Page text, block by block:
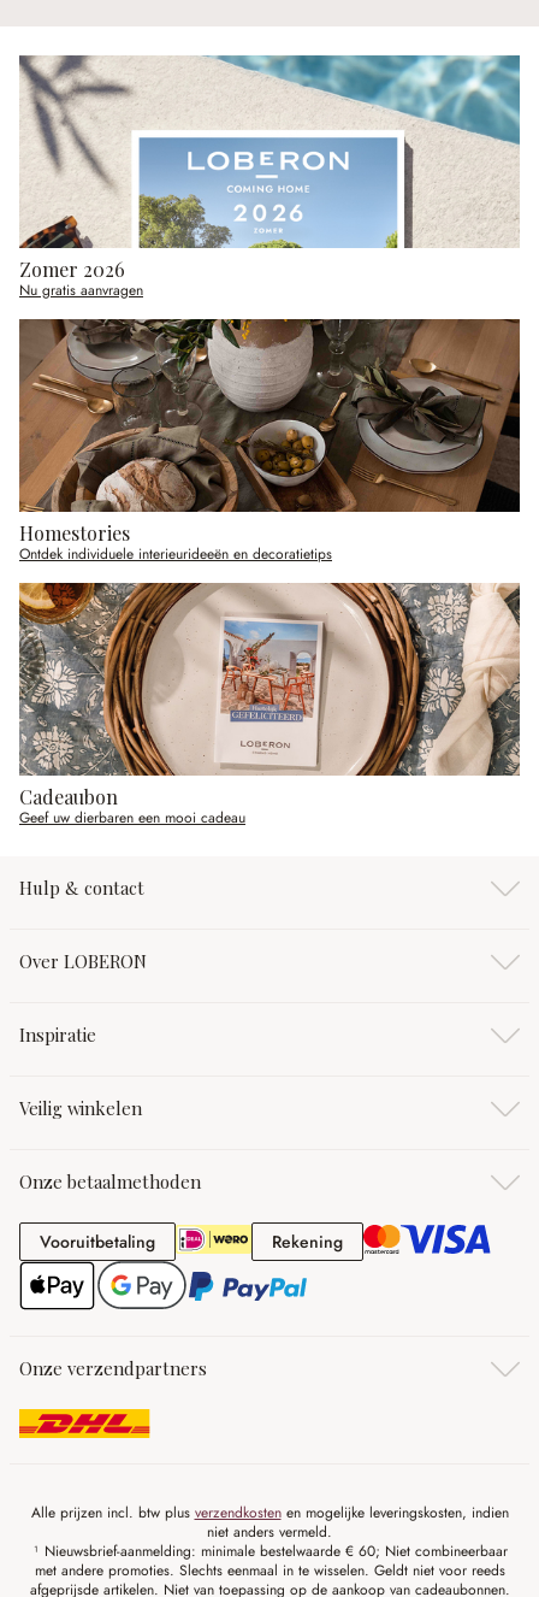
Zomer 2026
Nu gratis aanvragen
Homestories
Ontdek individuele interieurideeën en decoratietips
Cadeaubon
Geef uw dierbaren een mooi cadeau
Hulp & contact
Over LOBERON
Inspiratie
Veilig winkelen
Onze betaalmethoden
VooruitbetalingVooruitbetaling RekeningRekening
Onze verzendpartners
Alle prijzen incl. btw plus verzendkostenen mogelijke leveringskosten, indien
niet anders vermeld.
¹ Nieuwsbrief-aanmelding: minimale bestelwaarde € 60; Niet combineerbaar
met andere promoties. Slechts eenmaal in te wisselen. Geldt niet voor reeds
afgeprijsde artikelen. Niet van toepassing op de aankoop van cadeaubonnen.